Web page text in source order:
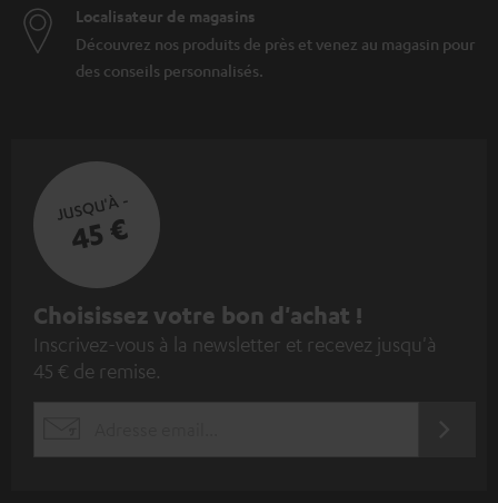
Localisateur de magasins
Découvrez nos produits de près et venez au magasin pour
des conseils personnalisés.
JUSQU'À -
45 €
I
n
s
Choisissez votre bon d'achat !
Inscrivez-vous à la newsletter et recevez jusqu'à
45 € de remise.